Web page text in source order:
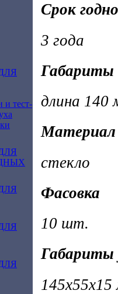
и тест-
Срок
3 года
Габариты
длина
Материал
стекло
Фасовка
10 шт.
Габариты